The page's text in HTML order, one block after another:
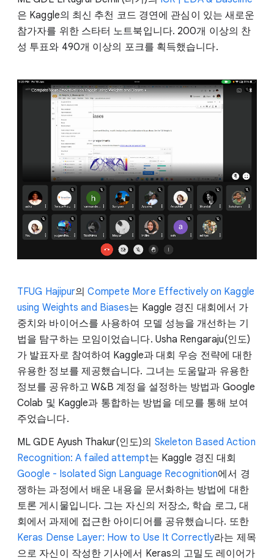
은 Kaggle의 최신 추천 코드 경연에 관심이 있는 새로운
참가자를 위한 스타터 노트북입니다. 200개 이상의 찬
성 투표와 490개 이상의 포크를 획득했습니다.
TFUG Hajipur의Compete More Effectively on Kaggle
using Weights and Biases는 Kaggle 경진 대회에서 가
중치와 바이어스를 사용하여 모델 성능을 개선하는 기
법을 탐구하는 모임이었습니다. Usha Rengaraju(인도)
가 발표자로 참여하여 Kaggle과 대회 우승 전략에 대한
유용한 정보를 제공했습니다. 그녀는 도움말과 유용한
정보를 공유하고 W&B 계정을 설정하는 방법과 Google
Colab 및 Kaggle과 통합하는 방법을 데모를 통해 보여
주었습니다.
ML GDE Ayush Thakur(인도)의 Skeleton Based Action
Recognition: A failed attempt는 Kaggle 경진 대회
Google - Isolated Sign Language Recognition에서 경
쟁하는 과정에서 배운 내용을 문서화하는 방법에 대한
토론 게시물입니다. 그는 자신의 저장소, 학습 로그, 대
회에서 과제에 접근한 아이디어를 공유했습니다. 또한
Keras Dense Layer: How to Use It Correctly라는 제목
으로 자신이 작성한 기사에서 Keras의 고밀도 레이어가